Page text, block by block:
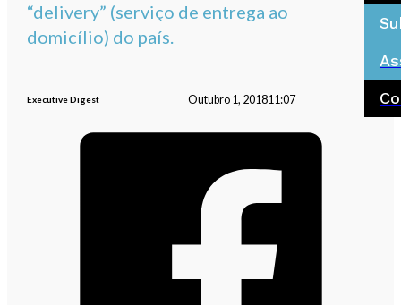
“delivery” (serviço de entrega ao
domicílio) do país.
Executive Digest Outubro 1, 201811:07